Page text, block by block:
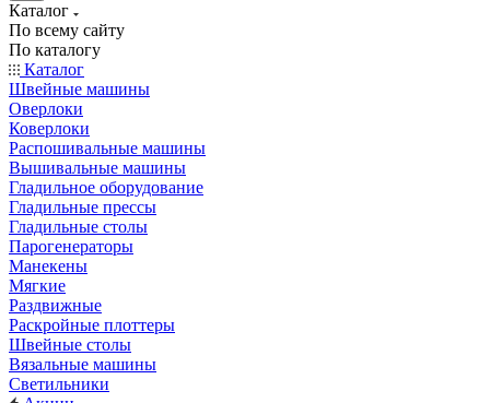
Каталог
По всему сайту
По каталогу
Каталог
Швейные машины
Оверлоки
Коверлоки
Распошивальные машины
Вышивальные машины
Гладильное оборудование
Гладильные прессы
Гладильные столы
Парогенераторы
Манекены
Мягкие
Раздвижные
Раскройные плоттеры
Швейные столы
Вязальные машины
Светильники